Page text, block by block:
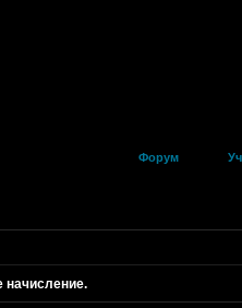
Форум
начисление.